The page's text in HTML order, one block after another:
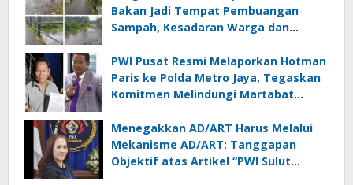
Bakan Jadi Tempat Pembuangan
Sampah, Kesadaran Warga dan
PWI Pusat Resmi Melaporkan Hotman
Paris ke Polda Metro Jaya, Tegaskan
Komitmen Melindungi Martabat
Menegakkan AD/ART Harus Melalui
Mekanisme AD/ART: Tanggapan
Objektif atas Artikel “PWI Sulut